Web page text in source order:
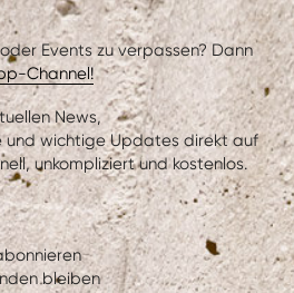
Events zu verpassen? Dann
Channel!
News,
und wichtige Updates direkt auf
unkompliziert und kostenlos.
bleiben